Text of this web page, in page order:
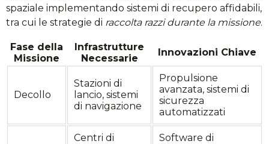
spaziale implementando sistemi di recupero affidabili,
tra cui le strategie di raccolta razzi durante la missione.
Fase della
Missione
Infrastrutture
Necessarie
Innovazioni Chiave
Decollo
Stazioni di
lancio, sistemi
di navigazione
Propulsione
avanzata, sistemi di
sicurezza
automatizzati
Centri di
Software di